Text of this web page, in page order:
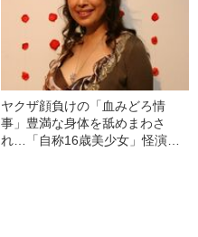
ヤクザ顔負けの「血みどろ情
事」豊満な身体を舐めまわさ
れ…「自称16歳美少女」怪演